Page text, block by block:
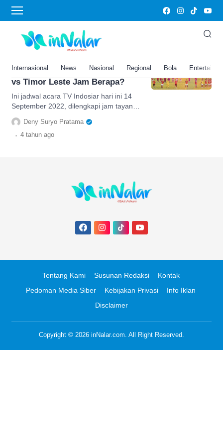
Internasional News Nasional Regional Bola
Kualifikasi AFC U 20 Indonesia vs Timor
Leste
Jadwal Acara TV Indosiar Hari
Kualifikasi AFC U-20 Indonesia
vs Timor Leste Jam Berapa?
Ini jadwal acara TV Indosiar hari ini 14
September 2022, dilengkapi jam tayang
kualifikasi AFC U-20 Indonesia vs Timor
Leste, cek di sini.
Deny Suryo Pratama
. 4 tahun ago
Tentang Kami Susunan Redaksi
Kontak
Pedoman Media Siber
Kebijakan Privasi
Info Iklan
Disclaimer
Copyright © 2026 inNalar.com. All Right Reserved.